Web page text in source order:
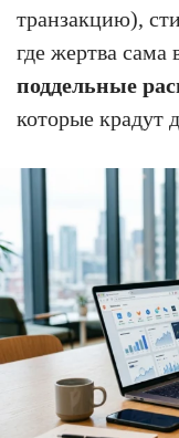
транзакцию),
где жертва сама
поддельные
которые крадут